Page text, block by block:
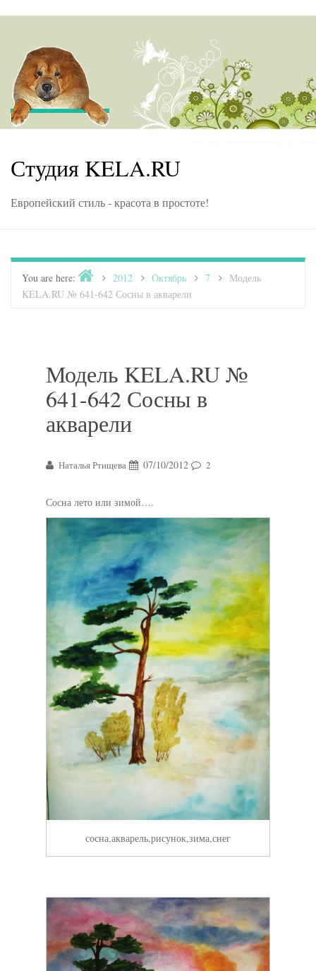
Студия KELA.RU
Европейский стиль - красота в простоте!
You are here: Home2012 Октябрь 7
Модель
KELA.RU № 641-642 Сосны в акварели
Модель KELA.RU №
641-642 Сосны в
акварели
Наталья Ртищева 07/10/2012 2
Сосна лето или зимой….
сосна,акварель,рисунок,зима,снег